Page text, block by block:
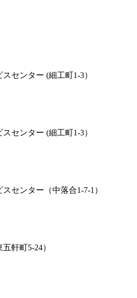
センター (細工町1-3）
センター (細工町1-3）
センター（中落合1-7-1）
軒町5-24）